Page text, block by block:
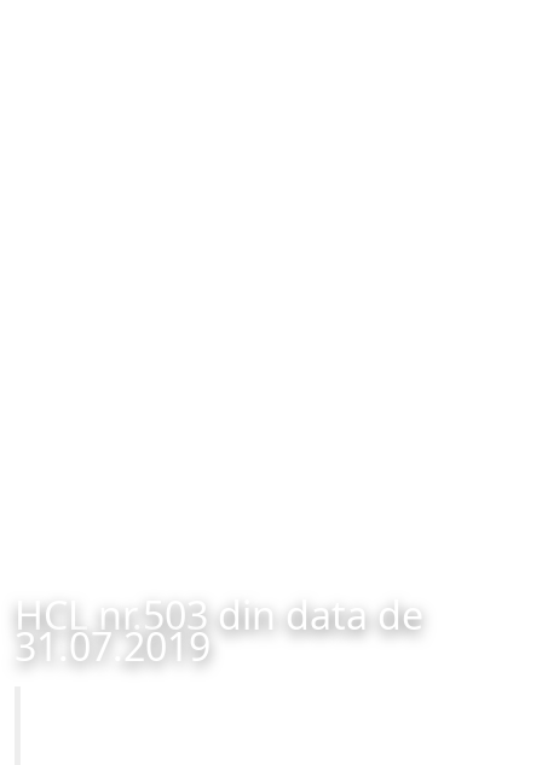
HCL nr.503 din data de
31.07.2019